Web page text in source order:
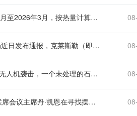
【日本食品自给率跌至历史新低】 日本农林水产省8月7日公布的数据显示，2025财年，即2025年4月至2026年3月，按热量计算的日本食品自给率下降1个百分点至37%，为历史最低水平。日本食品自给率是指国内生产的食品占国内食品总供给的比例。日本农林水产省表示，大米消费减少是食品自给率下降的重要原因。日本大米消费长期以来主要依靠本国供应，是日本食品自给率的重要支撑。米价上涨导致居民大米消费减少，国产大米提供的热量随之减少，显著拉低日本整体食品自给率。（央视）
【美国监管机构通报：克莱斯勒因安全带故障召回逾1400辆汽车】 1. 美国国家公路交通安全管理局近日发布通报，克莱斯勒（即FCA美国有限责任公司）正对部分美国市场车型实施召回。 2. 此次召回共涉及1458辆汽车，召回范围内车辆的安全带存在无法正常回缩的缺陷。 3. 该故障可能导致安全带无法按设计要求有效约束乘员，从而在碰撞等情况下增加乘员受伤的风险
【利比亚扎维亚炼油厂遭无人机袭击，石脑油罐泄漏已得到控制】 1. 利比亚扎维亚炼油厂周六遭遇无人机袭击，一个未处理的石脑油储罐被击中后发生泄漏。 2. 据炼油厂方面消息，泄漏情况目前已得到控制，有关部门正在对事件进行进一步调查和评估
【消息人士：美军高层寻找摆脱伊朗战事的途径】 美国方面7日援引消息人士的话称，美军参谋长联席会议主席丹·凯恩在寻找摆脱伊朗战事的途径。消息称，三位知情人士透露，过去几周，美军参谋长联席会议主席丹·凯恩私下向特朗普的其他高级顾问明确表示，美国需要找到一条摆脱伊朗战事的途径，因为摆在桌面上的军事选项可能会适得其反，而且仅靠空中力量不太可能实现特朗普的目标。消息人士透露，丹·凯恩曾与其他政府要员，包括副总统万斯、国务卿鲁比奥和中央情报局局长拉特克利夫讨论过升级冲突的军事选项，并提出了寻求结束战事的途径。丹·凯恩最近还与几位理念相近的特朗普顾问私下会面，确保他们在与总统会晤前达成共识。此外，消息还提到，丹·凯恩在近期与特朗普的会晤中，对美国日益减少的军火储备表示担忧，双方还讨论了升级冲突的潜在选项。（央视）